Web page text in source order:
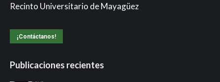
Recinto Universitario de Mayagüez
¡Contáctanos!
Publicaciones recientes